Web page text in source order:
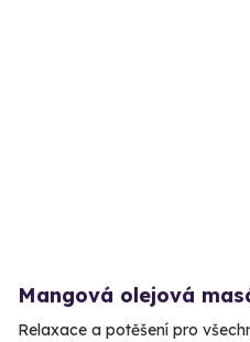
Mangová olejová
Relaxace a potěšení pro